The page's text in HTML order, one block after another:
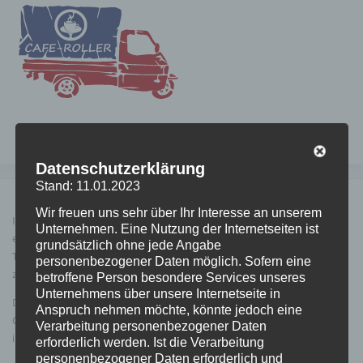
Inhalt
springen
IMPRESSUM DATENSCHUTZERKLÄRUNG
In unserem Kursangebot ist nicht das Passende für dich dabei? Wir
erstellen dir gerne einen exklusiven Baristakurs zu einem bestimmten
Termin oder bei dir zuhause der ganz auf deine Bedürfnisse
zugeschnitten ist.
Du möchtest einen Kurs nur für dich und deine Freunde buchen?
Gerne machen wir mit dir einenindividuellen Termin
in unseren Schulungsräumen aus!
Datenschutzerklärung
Stand: 11.01.2023
Wir freuen uns sehr über Ihr Interesse an unserem
Unternehmen. Eine Nutzung der Internetseiten ist
grundsätzlich ohne jede Angabe
personenbezogener Daten möglich. Sofern eine
betroffene Person besondere Services unseres
Unternehmens über unsere Internetseite in
Anspruch nehmen möchte, könnte jedoch eine
Verarbeitung personenbezogener Daten
erforderlich werden. Ist die Verarbeitung
personenbezogener Daten erforderlich und